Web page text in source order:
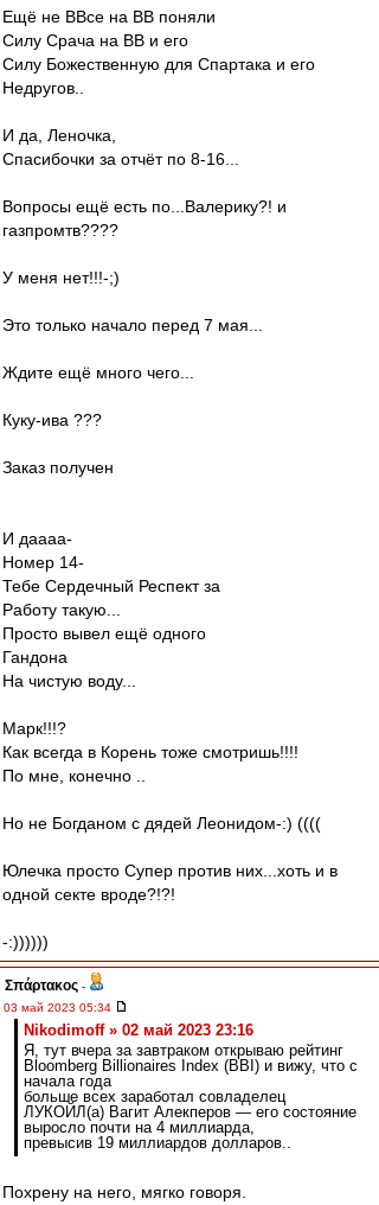
Ещё не ВВсе на ВВ поняли
Силу Срача на ВВ и его
Силу Божественную для Спартака и его
Недругов..
И да, Леночка,
Спасибочки за отчёт по 8-16...
Вопросы ещё есть по...Валерику?! и
газпромтв????
У меня нет!!!-;)
Это только начало перед 7 мая...
Ждите ещё много чего...
Куку-ива ???
Заказ получен
И даааа-
Номер 14-
Тебе Сердечный Респект за
Работу такую...
Просто вывел ещё одного
Гандона
На чистую воду...
Марк!!!?
Как всегда в Корень тоже смотришь!!!!
По мне, конечно ..
Но не Богданом с дядей Леонидом-:) ((((
Юлечка просто Супер против них...хоть и в
одной секте вроде?!?!
-:))))))
Σπάρτακος -
03 май 2023 05:34
Nikodimoff » 02 май 2023 23:16
Я, тут вчера за завтраком открываю рейтинг
Bloomberg Billionaires Index (BBI) и вижу, что с
начала года
больше всех заработал совладелец
ЛУКОЙЛ(а) Вагит Алекперов — его состояние
выросло почти на 4 миллиарда,
превысив 19 миллиардов долларов..
Похрену на него, мягко говоря.